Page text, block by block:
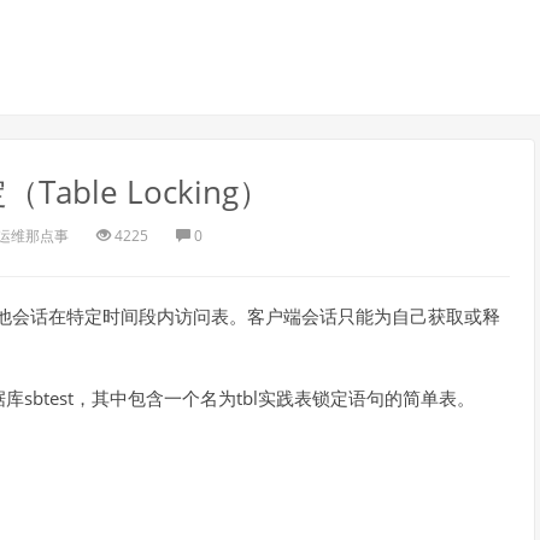
Table Locking）
维那点事 4225 0
话在特定时间段内访问表。客户端会话只能为自己获取或释
sbtest，其中包含一个名为tbl实践表锁定语句的简单表。